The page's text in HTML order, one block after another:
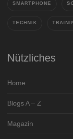
SMARTPHONE
TECHNIK
Nützliches
Home
Blogs A – Z
Magazin